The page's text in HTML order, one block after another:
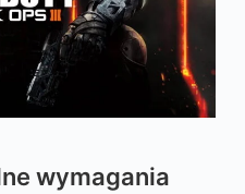
wymagania